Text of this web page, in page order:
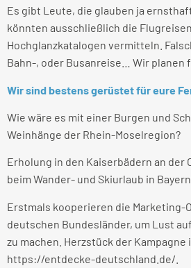
Es gibt Leute, die glauben ja
könnten ausschließlich die
Hochglanzkatalogen vermitteln.
Bahn-, oder Busanreise… Wir planen
Wir sind bestens gerüstet für eure
Wie wäre es mit einer Burgen und
Weinhänge der Rhein-Moselregion?
Erholung in den Kaiserbädern an der
beim Wander- und Skiurlaub in
Erstmals kooperieren die Marketing-
deutschen Bundesländer, um Lust
zu machen. Herzstück der
https://entdecke-deutschland.de/.